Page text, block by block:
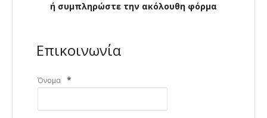
ή συμπληρώστε την ακόλουθη φόρμα
Επικοινωνία
Όνομα *